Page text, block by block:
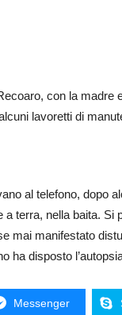
con la madre
lavoretti di
al telefono, dopo
terra, nella baita. Si
manifestato
ha disposto
Messenger